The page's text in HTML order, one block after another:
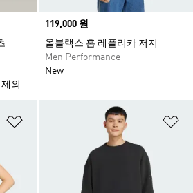
외
Price
119,000 원
올블랙스 홈 레플리카 저지
Men Performance
New
위시리스트 담기